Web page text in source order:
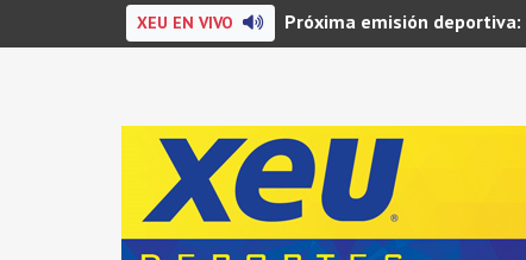
XEU EN VIVO Próxima emisión deportiva: